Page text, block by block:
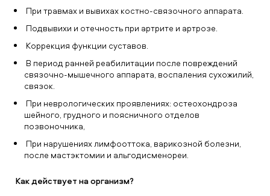
При травмах и вывихах костно-связочного аппарата.
Подвывихи и отечность при артрите и артрозе.
Коррекция функции суставов.
В период ранней реабилитации после повреждений
связочно-мышечного аппарата, воспаления сухожилий,
связок.
При неврологических проявлениях: остеохондроза
шейного, грудного и поясничного отделов
позвоночника,
При нарушениях лимфооттока, варикозной болезни,
после мастэктомии и альгодисменореи.
Как действует на организм?